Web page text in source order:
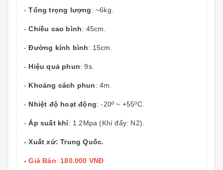
-Tổng trọng lượng: ~6kg.
-Chiều cao bình: 45cm.
-Đường kính bình: 15cm.
- Hiệu quả phun: 9s.
- Khoảng cách phun: 4m.
- Nhiệt độ hoạt động: -20º ~ +55ºC.
-Áp suất khí: 1.2Mpa (Khí đẩy: N2).
- Xuất xứ: Trung Quốc.
-Giá Bán: 180.000 VNĐ